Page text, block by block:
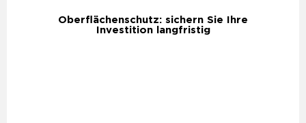
Oberflächenschutz: sichern Sie Ihre
Investition langfristig